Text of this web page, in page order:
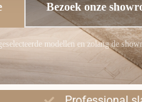
Bezoek onze
modellen en zolang de